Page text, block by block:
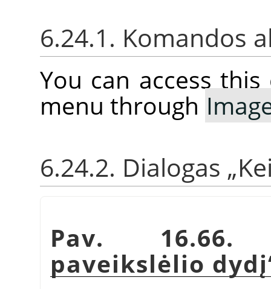
6.24.1. Komandos
You can access
menu through
6.24.2. Dialogas „
Pav.
paveikslėlio dydį